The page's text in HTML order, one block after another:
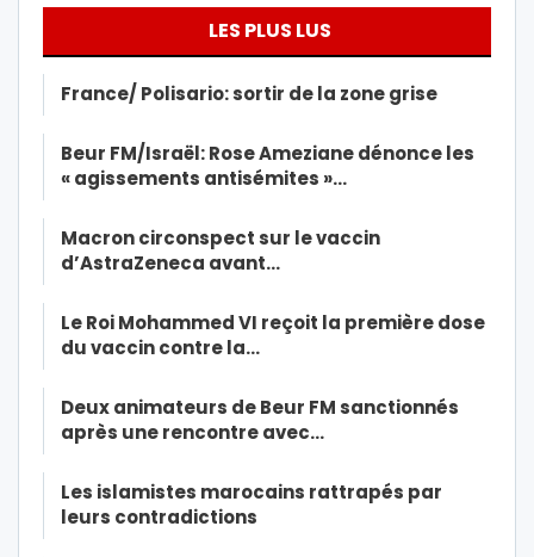
LES PLUS LUS
France/ Polisario: sortir de la zone grise
Beur FM/Israël: Rose Ameziane dénonce les
« agissements antisémites »…
Macron circonspect sur le vaccin
d’AstraZeneca avant…
Le Roi Mohammed VI reçoit la première dose
du vaccin contre la…
Deux animateurs de Beur FM sanctionnés
après une rencontre avec…
Les islamistes marocains rattrapés par
leurs contradictions